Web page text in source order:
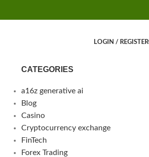
LOGIN / REGISTER
CATEGORIES
a16z generative ai
Blog
Casino
Cryptocurrency exchange
FinTech
Forex Trading